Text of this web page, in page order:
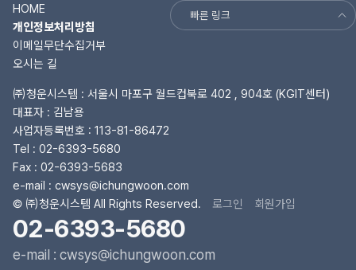
빠른 링크
HOME
개인정보처리방침
이메일무단수집거부
오시는 길
㈜청운시스템 : 서울시 마포구 월드컵북로 402 , 904호 (KGIT센터)
대표자 : 김남용
사업자등록번호 : 113-81-86472
Tel : 02-6393-5680
Fax : 02-6393-5683
e-mail : cwsys@ichungwoon.com
© ㈜청운시스템 All Rights Reserved.
로그인 회원가입
02-6393-5680
e-mail : cwsys@ichungwoon.com